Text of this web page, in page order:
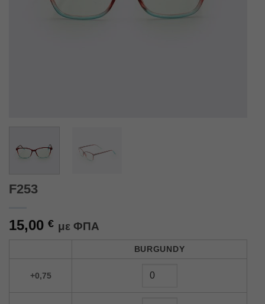
F253
15,00 € με ΦΠΑ
BURGUNDY
+0,75